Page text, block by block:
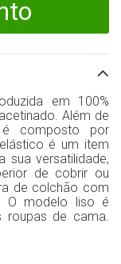
em 100%
Além de
é composto por
é um item
sua versatilidade,
de cobrir ou
de colchão com
O modelo liso é
de cama.